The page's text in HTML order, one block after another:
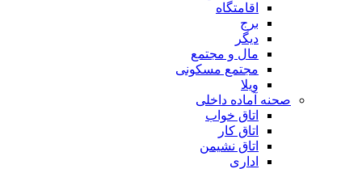
اقامتگاه
برج
دیگر
مال و مجتمع
مجتمع مسکونی
ویلا
صحنه آماده داخلی
اتاق خواب
اتاق کار
اتاق نشیمن
اداری